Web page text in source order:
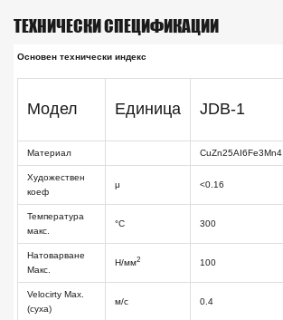
ТЕХНИЧЕСКИ СПЕЦИФИКАЦИИ
Основен технически индекс
Модел Единица JDB-1
Материал CuZn25AI6Fe3Mn4
Художествен
коеф
μ <0.16
Температура
макс.
°C 300
Натоварване
Макс.
Н/мм2 100
Velocirty Max.
(суха)
м/с 0.4